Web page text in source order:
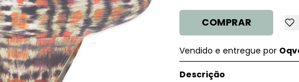
COMPRAR
Vendido e entregue por
Descrição